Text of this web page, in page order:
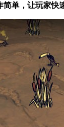
单，让玩家快